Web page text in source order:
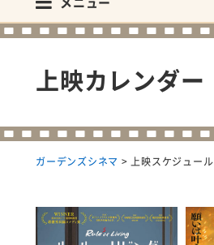
上映カレンダー
ガーデンズシネマ >上映スケジュール